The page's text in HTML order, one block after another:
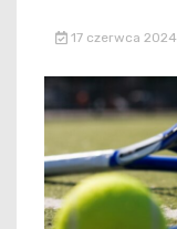
17 czerwca 2024